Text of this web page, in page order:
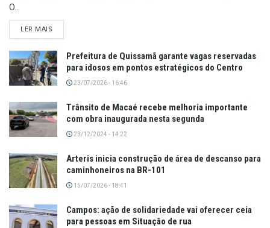
O...
LER MAIS
Prefeitura de Quissamã garante vagas reservadas
para idosos em pontos estratégicos do Centro
23/07/2026 - 16:46
Trânsito de Macaé recebe melhoria importante
com obra inaugurada nesta segunda
23/12/2024 - 14:22
Arteris inicia construção de área de descanso para
caminhoneiros na BR-101
15/07/2026 - 18:41
Campos: ação de solidariedade vai oferecer ceia
para pessoas em Situação de rua